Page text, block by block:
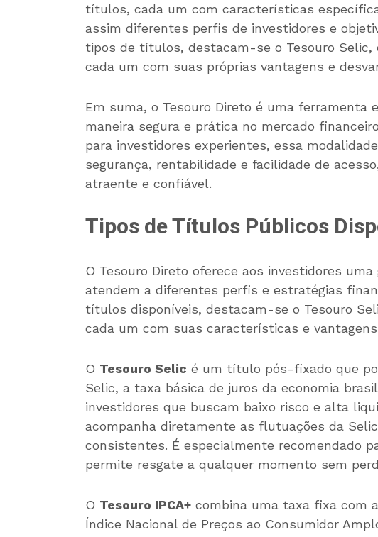
títulos, cada um com características
assim diferentes perfis de investidores e
tipos de títulos, destacam-se o Tesouro Selic,
cada um com suas próprias vantagens e
Em suma, o Tesouro Direto é uma ferramenta
maneira segura e prática no mercado
para investidores experientes, essa
segurança, rentabilidade e facilidade de
atraente e confiável.
Tipos de Títulos Públicos
O Tesouro Direto oferece aos investidores
atendem a diferentes perfis e estratégias
títulos disponíveis, destacam-se o Tesouro
cada um com suas características e
O Tesouro Selic é um título pós-fixado que
Selic, a taxa básica de juros da economia
investidores que buscam baixo risco e alta
acompanha diretamente as flutuações da
consistentes. É especialmente recomendado
permite resgate a qualquer momento sem
O Tesouro IPCA+ combina uma taxa fixa com
Índice Nacional de Preços ao Consumidor